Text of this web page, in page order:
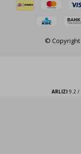
© Copyright
ARLIZI9.2 /